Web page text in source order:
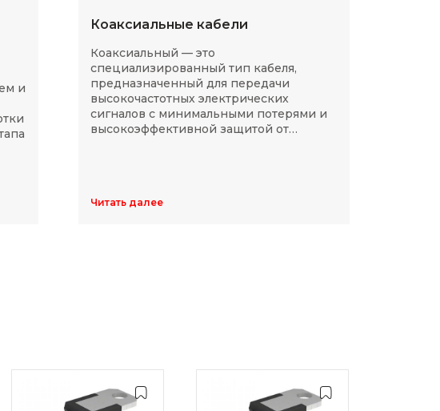
и
Коаксиальные кабели
Коаксиальный — это
специализированный тип кабеля,
предназначенный для передачи
высокочастотных электрических
сигналов с минимальными потерями и
высокоэффективной защитой от
Читать далее